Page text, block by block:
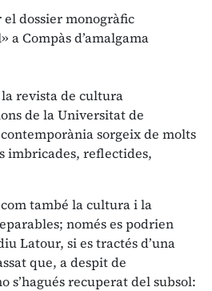
la revista de cultura
de la Universitat de
sorgeix de molts
imbricades, reflectides,
també la cultura i la
només es podrien
Latour, si es tractés d’una
que, a despit de
s’hagués recuperat del subsol: